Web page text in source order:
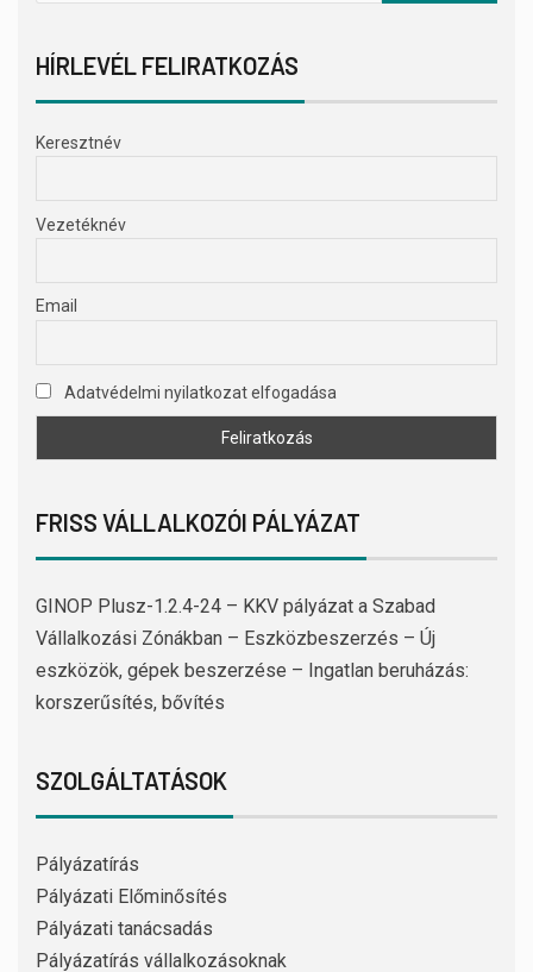
HÍRLEVÉL FELIRATKOZÁS
Keresztnév
Vezetéknév
Email
Adatvédelmi nyilatkozat elfogadása
FRISS VÁLLALKOZÓI PÁLYÁZAT
GINOP Plusz-1.2.4-24 – KKV pályázat a Szabad
Vállalkozási Zónákban – Eszközbeszerzés – Új
eszközök, gépek beszerzése – Ingatlan beruházás:
korszerűsítés, bővítés
SZOLGÁLTATÁSOK
Pályázatírás
Pályázati Előminősítés
Pályázati tanácsadás
Pályázatírás vállalkozásoknak